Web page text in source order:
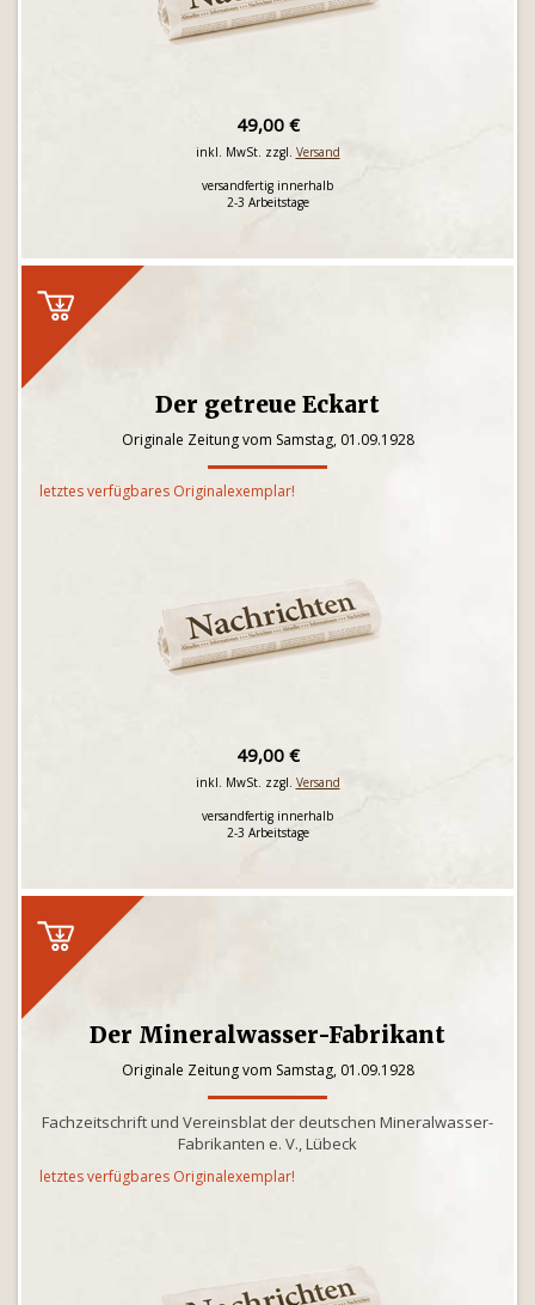
49,00 €
inkl. MwSt. zzgl. Versand
versandfertig innerhalb
2-3 Arbeitstage
Der getreue Eckart
Originale Zeitung vom Samstag, 01.09.1928
letztes verfügbares Originalexemplar!
49,00 €
inkl. MwSt. zzgl. Versand
versandfertig innerhalb
2-3 Arbeitstage
Der Mineralwasser-Fabrikant
Originale Zeitung vom Samstag, 01.09.1928
Fachzeitschrift und Vereinsblat der deutschen Mineralwasser-
Fabrikanten e. V., Lübeck
letztes verfügbares Originalexemplar!